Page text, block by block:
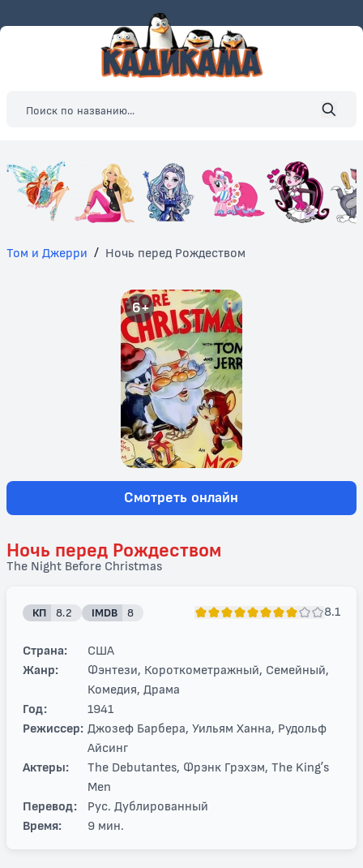
Том и Джерри / Ночь перед Рождеством
6+
Смотреть онлайн
Ночь перед Рождеством
The Night Before Christmas
КП 8.2 IMDB 8 8.1
Страна:
США
Жанр:
Фэнтези, Короткометражный, Семейный,
Комедия, Драма
Год:
1941
Режиссер: Джозеф Барбера, Уильям Ханна, Рудольф
Айсинг
Актеры:
The Debutantes, Фрэнк Грэхэм, The King’s
Men
Перевод:
Рус. Дублированный
Время:
9 мин.